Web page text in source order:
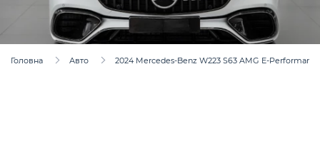
Головна Авто 2024 Mercedes-Benz W223 S63 AMG E-Performance